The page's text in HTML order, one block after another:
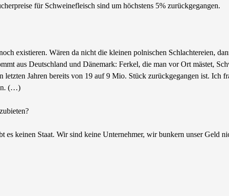
für Schweinefleisch sind um höchstens 5% zurückgegangen.
existieren. Wären da nicht die kleinen polnischen Schlachtereien,
aus Deutschland und Dänemark: Ferkel, die man vor Ort mästet,
Jahren bereits von 19 auf 9 Mio. Stück zurückgegangen ist. Ich
(…)
keinen Staat. Wir sind keine Unternehmer, wir bunkern unser Geld